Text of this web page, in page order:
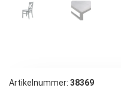
Artikelnummer: 38369